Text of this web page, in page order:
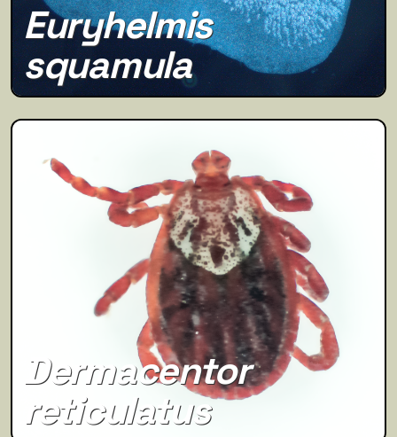
Euryhelmis
squamula
Dermacentor
reticulatus